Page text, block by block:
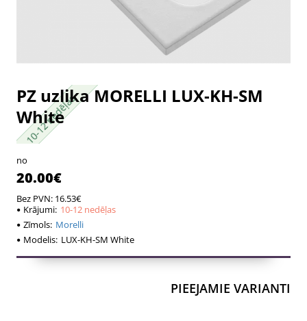
10-12 nedēļas
10-12 nedēļas
PZ uzlika MORELLI LUX-KH-SM
White
no
20.00€
Bez PVN: 16.53€
Krājumi: 10-12 nedēļas
Zīmols: Morelli
Modelis: LUX-KH-SM White
PIEEJAMIE VARIANTI